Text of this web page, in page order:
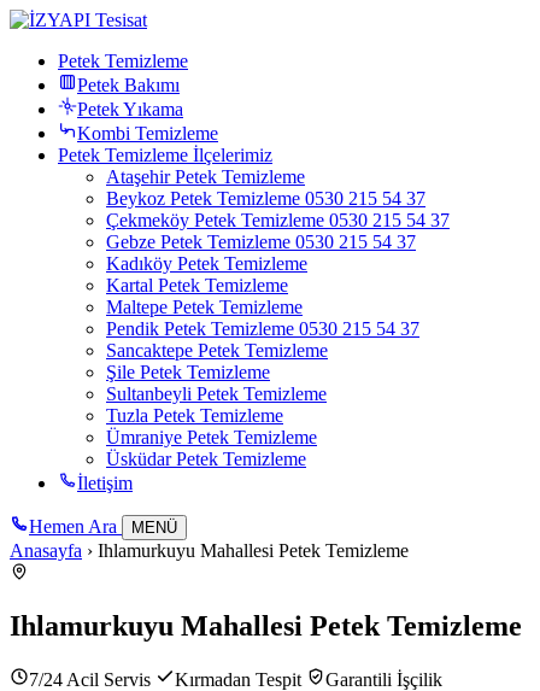
Petek Temizleme
Petek Bakımı
Petek Yıkama
Kombi Temizleme
Petek Temizleme İlçelerimiz
Ataşehir Petek Temizleme
Beykoz Petek Temizleme 0530 215 54 37
Çekmeköy Petek Temizleme 0530 215 54 37
Gebze Petek Temizleme 0530 215 54 37
Kadıköy Petek Temizleme
Kartal Petek Temizleme
Maltepe Petek Temizleme
Pendik Petek Temizleme 0530 215 54 37
Sancaktepe Petek Temizleme
Şile Petek Temizleme
Sultanbeyli Petek Temizleme
Tuzla Petek Temizleme
Ümraniye Petek Temizleme
Üsküdar Petek Temizleme
İletişim
Hemen Ara MENÜ
Anasayfa › Ihlamurkuyu Mahallesi Petek Temizleme
Ihlamurkuyu Mahallesi Petek Temizleme
7/24 Acil Servis Kırmadan Tespit Garantili İşçilik